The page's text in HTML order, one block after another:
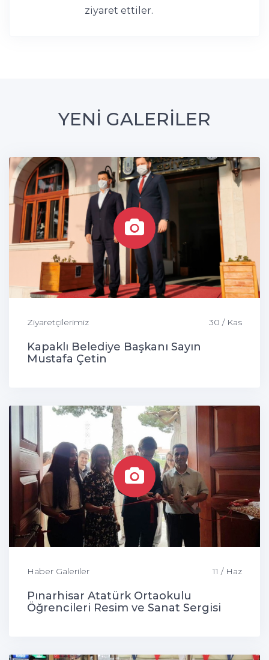
ziyaret ettiler.
YENİ GALERİLER
Ziyaretçilerimiz 30 / Kas
Kapaklı Belediye Başkanı Sayın
Mustafa Çetin
Haber Galeriler 11 / Haz
Pınarhisar Atatürk Ortaokulu
Öğrencileri Resim ve Sanat Sergisi